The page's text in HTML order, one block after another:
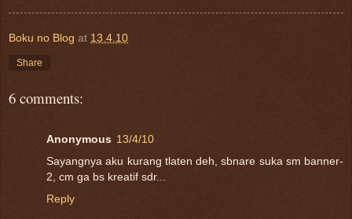
Boku no Blog at 13.4.10
Share
6 comments:
Anonymous 13/4/10
Sayangnya aku kurang tlaten deh, sbnare suka sm banner-
2, cm ga bs kreatif sdr...
Reply